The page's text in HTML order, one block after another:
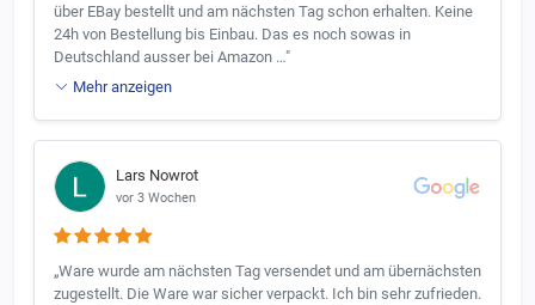
über EBay bestellt und am nächsten Tag schon erhalten. Keine
24h von Bestellung bis Einbau. Das es noch sowas in
Deutschland ausser bei Amazon …"
Mehr anzeigen
Lars Nowrot
vor 3 Wochen
„Ware wurde am nächsten Tag versendet und am übernächsten
zugestellt. Die Ware war sicher verpackt. Ich bin sehr zufrieden.